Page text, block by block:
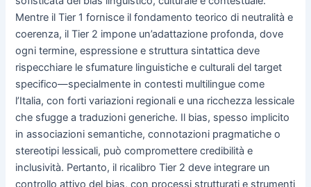
Mentre il Tier 1 fornisce il fondamento teorico di neutralità e
coerenza, il Tier 2 impone un’adattazione profonda, dove
ogni termine, espressione e struttura sintattica deve
rispecchiare le sfumature linguistiche e culturali del target
specifico—specialmente in contesti multilingue come
l’Italia, con forti variazioni regionali e una ricchezza lessicale
che sfugge a traduzioni generiche. Il bias, spesso implicito
in associazioni semantiche, connotazioni pragmatiche o
stereotipi lessicali, può compromettere credibilità e
inclusività. Pertanto, il ricalibro Tier 2 deve integrare un
controllo attivo del bias, con processi strutturati e strumenti